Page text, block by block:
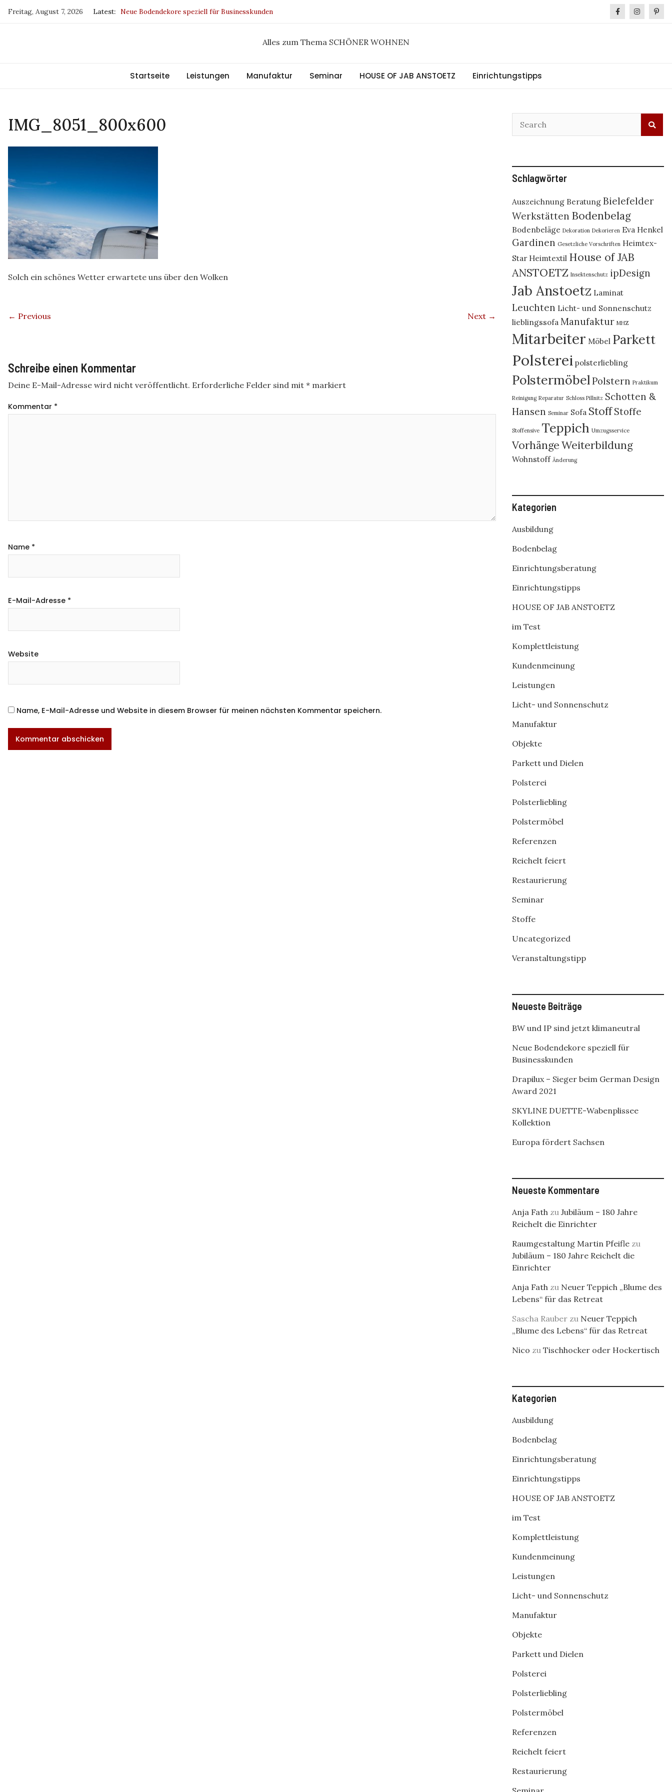
Freitag, August 7, 2026 Latest: Neue Bodendekore speziell für Businesskunden
SKYLINE DUETTE-Wabenplissee Kollektion
BW und IP sind jetzt klimaneutral
Alles zum Thema SCHÖNER WOHNEN
Startseite Leistungen Manufaktur Seminar HOUSE OF JAB ANSTOETZ Einrichtungstipps
IMG_8051_800x600
Solch ein schönes Wetter erwartete uns über den Wolken
← Previous Next →
Schreibe einen Kommentar
Deine E-Mail-Adresse wird nicht veröffentlicht. Erforderliche Felder sind mit * markiert
Kommentar *
Name *
E-Mail-Adresse *
Website
Name, E-Mail-Adresse und Website in diesem Browser für meinen nächsten Kommentar speichern.
Schlagwörter
Auszeichnung Beratung Bielefelder
Werkstätten Bodenbelag
Bodenbeläge Dekoration Dekorieren Eva Henkel
Gardinen Gesetzliche Vorschriften Heimtex-
Star Heimtextil House of JAB
ANSTOETZ Insektenschutz ipDesign
Jab Anstoetz Laminat
Leuchten Licht- und Sonnenschutz
lieblingssofa Manufaktur MHZ
Mitarbeiter Möbel Parkett
Polsterei polsterliebling
PolstermöbelPolstern Praktikum
Reinigung Reparatur Schloss Pillnitz Schotten &
Hansen Seminar Sofa Stoff Stoffe
Stoffensive Teppich Umzugsservice
VorhängeWeiterbildung
Wohnstoff Änderung
Kategorien
Ausbildung
Bodenbelag
Einrichtungsberatung
Einrichtungstipps
HOUSE OF JAB ANSTOETZ
im Test
Komplettleistung
Kundenmeinung
Leistungen
Licht- und Sonnenschutz
Manufaktur
Objekte
Parkett und Dielen
Polsterei
Polsterliebling
Polstermöbel
Referenzen
Reichelt feiert
Restaurierung
Seminar
Stoffe
Uncategorized
Veranstaltungstipp
Neueste Beiträge
BW und IP sind jetzt klimaneutral
Neue Bodendekore speziell für
Businesskunden
Drapilux – Sieger beim German Design
Award 2021
SKYLINE DUETTE-Wabenplissee
Kollektion
Europa fördert Sachsen
Neueste Kommentare
Anja Fath zu Jubiläum – 180 Jahre
Reichelt die Einrichter
Raumgestaltung Martin Pfeifle zu
Jubiläum – 180 Jahre Reichelt die
Einrichter
Anja Fath zu Neuer Teppich „Blume des
Lebens“ für das Retreat
Sascha Rauber zu Neuer Teppich
„Blume des Lebens“ für das Retreat
Nico zu Tischhocker oder Hockertisch
Kategorien
Ausbildung
Bodenbelag
Einrichtungsberatung
Einrichtungstipps
HOUSE OF JAB ANSTOETZ
im Test
Komplettleistung
Kundenmeinung
Leistungen
Licht- und Sonnenschutz
Manufaktur
Objekte
Parkett und Dielen
Polsterei
Polsterliebling
Polstermöbel
Referenzen
Reichelt feiert
Restaurierung